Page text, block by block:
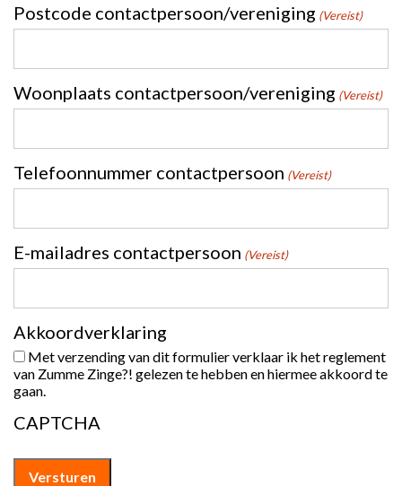
Postcode contactpersoon/vereniging (Vereist)
Woonplaats contactpersoon/vereniging (Vereist)
Telefoonnummer contactpersoon (Vereist)
E-mailadres contactpersoon (Vereist)
Akkoordverklaring
Met verzending van dit formulier verklaar ik het reglement
van Zumme Zinge?! gelezen te hebben en hiermee akkoord te
gaan.
CAPTCHA
Versturen